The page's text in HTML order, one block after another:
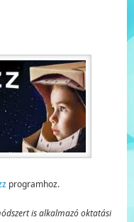
programhoz.
is alkalmazó oktatási